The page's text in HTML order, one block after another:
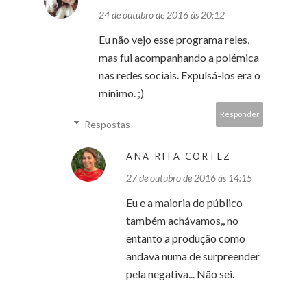
24 de outubro de 2016 às 20:12
Eu não vejo esse programa reles,
mas fui acompanhando a polémica
nas redes sociais. Expulsá-los era o
mínimo. ;)
Responder
Respostas
ANA RITA CORTEZ
27 de outubro de 2016 às 14:15
Eu e a maioria do público
também achávamos,, no
entanto a produção como
andava numa de surpreender
pela negativa... Não sei.